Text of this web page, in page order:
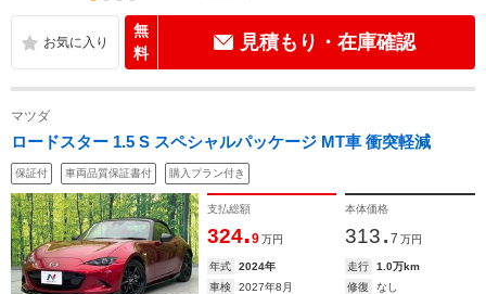
無
料
見積もり・在庫確認
マツダ
ロードスター 1.5 S スペシャルパッケージ MT車 衝突軽減
保証付 車両品質保証書付 購入プラン付き
支払総額
324.9 万円
本体価格
313. 7 万円
年式 2024年 走行
1.0万km
車検
2027年8月 修復
なし